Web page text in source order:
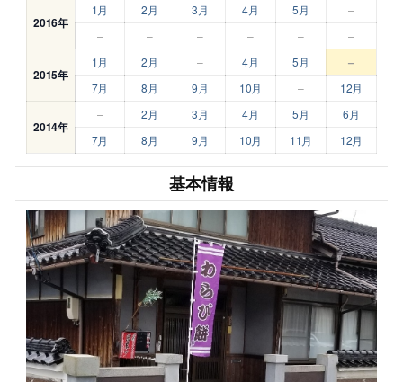
2016年
1月 2月 3月 4月 5月
–
–
– – – – –
2015年
1月 2月 – 4月 5月 –
7月 8月 9月 10月 – 12月
2014年
– 2月 3月 4月 5月
6月
7月
8月 9月 10月 11月 12月
基本情報